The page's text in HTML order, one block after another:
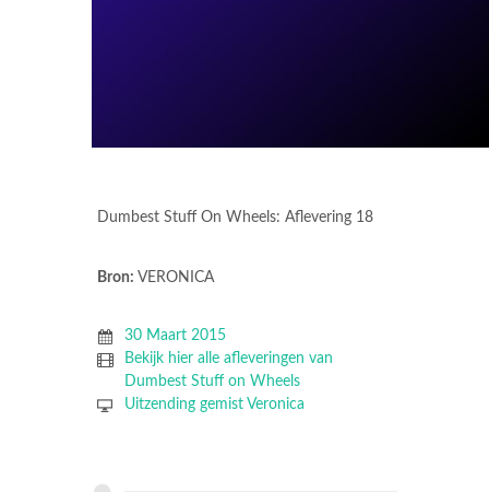
Dumbest Stuff On Wheels: Aflevering 18
Bron: VERONICA
30 Maart 2015
Bekijk hier alle afleveringen van
Dumbest Stuff on Wheels
Uitzending gemist Veronica